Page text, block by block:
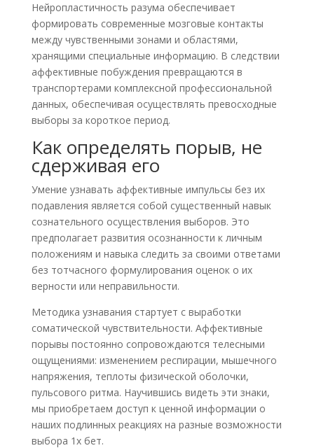
Нейропластичность разума обеспечивает
формировать современные мозговые контакты
между чувственными зонами и областями,
хранящими специальные информацию. В следствии
аффективные побуждения превращаются в
транспортерами комплексной профессиональной
данных, обеспечивая осуществлять превосходные
выборы за короткое период.
Как определять порыв, не
сдерживая его
Умение узнавать аффективные импульсы без их
подавления является собой существенный навык
сознательного осуществления выборов. Это
предполагает развития осознанности к личным
положениям и навыка следить за своими ответами
без тотчасного формулирования оценок о их
верности или неправильности.
Методика узнавания стартует с выработки
соматической чувствительности. Аффективные
порывы постоянно сопровождаются телесными
ощущениями: изменением респирации, мышечного
напряжения, теплоты физической оболочки,
пульсового ритма. Научившись видеть эти знаки,
мы приобретаем доступ к ценной информации о
наших подлинных реакциях на разные возможности
выбора 1х бет.